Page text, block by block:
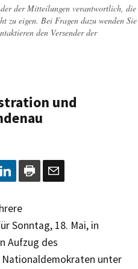
der Mitteilungen verantwortlich, die
zu eigen. Bei Fragen dazu wenden Sie
den Versender der
und
Sonntag, 18. Mai, in
Aufzug des
Nationaldemokraten unter